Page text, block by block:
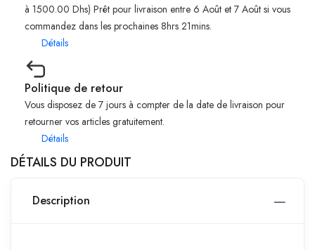
à 1500.00 Dhs) Prêt pour livraison entre 6 Août et 7 Août si vous
commandez dans les prochaines 8hrs 21mins.
Détails
Politique de retour
Vous disposez de 7 jours à compter de la date de livraison pour
retourner vos articles gratuitement.
Détails
DÉTAILS DU PRODUIT
Description